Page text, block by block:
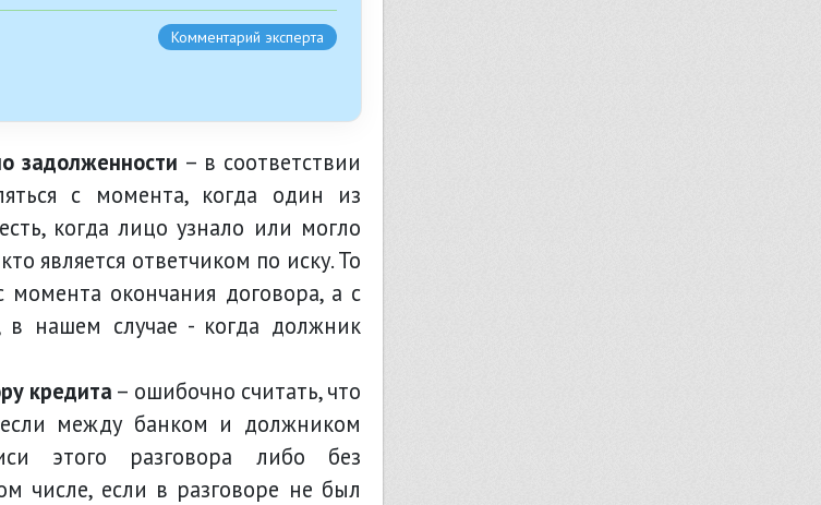
Комментарий эксперта
задолженности – в соответствии
с момента, когда один из
когда лицо узнало или могло
является ответчиком по иску. То
момента окончания договора, а с
в нашем случае - когда должник
кредита – ошибочно считать, что
между банком и должником
этого разговора либо без
числе, если в разговоре не был